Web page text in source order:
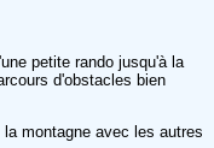
petite rando jusqu'à la
d'obstacles bien
montagne avec les autres